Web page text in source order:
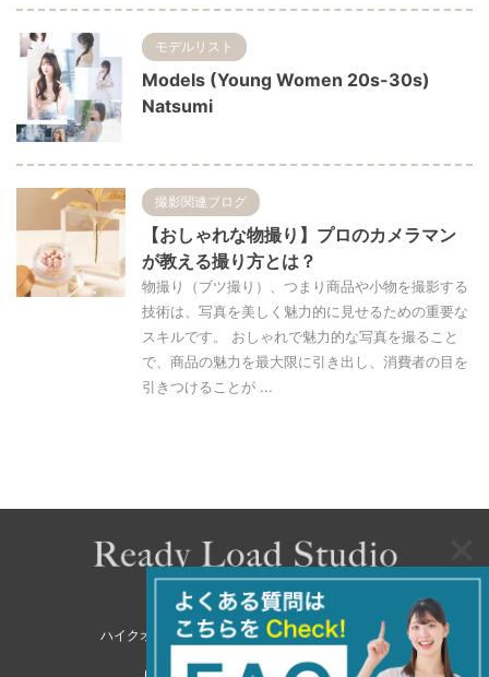
モデルリスト
Models (Young Women 20s-30s)
Natsumi
撮影関連ブログ
【おしゃれな物撮り】プロのカメラマン
が教える撮り方とは？
物撮り（ブツ撮り）、つまり商品や小物を撮影する
技術は、写真を美しく魅力的に見せるための重要な
スキルです。 おしゃれで魅力的な写真を撮ること
で、商品の魅力を最大限に引き出し、消費者の目を
引きつけることが ...
ハイクオリティな商品撮影・モデル撮影スタジオ